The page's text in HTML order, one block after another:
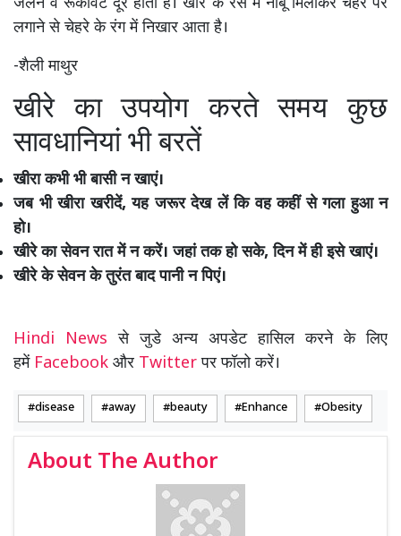
लगाने से चेहरे के रंग में निखार आता है।
-शैली माथुर
खीरे का उपयोग करते समय कुछ
सावधानियां भी बरतें
खीरा कभी भी बासी न खाएं।
जब भी खीरा खरीदें, यह जरूर देख लें कि वह कहीं से गला हुआ न
हो।
खीरे का सेवन रात में न करें। जहां तक हो सके, दिन में ही इसे खाएं।
खीरे के सेवन के तुरंत बाद पानी न पिएं।
Hindi Newsसे जुडे अन्य अपडेट हासिल करने के लिए
हमें Facebook और Twitterपर फॉलो करें।
disease away beauty Enhance Obesity
About The Author